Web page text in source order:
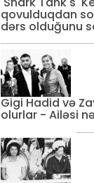
qovulduqdan
dərs olduğunu
Gigi Hadid və
olurlar - Ailəsi